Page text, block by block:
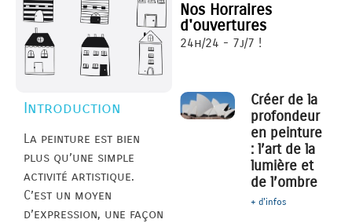
Introduction
La peinture est bien
plus qu’une simple
activité artistique.
C’est un moyen
d’expression, une façon
Nos Horraires
d'ouvertures
24h/24 - 7j/7 !
Créer de la
profondeur
en peinture
: l’art de la
lumière et
de l’ombre
+ d'infos